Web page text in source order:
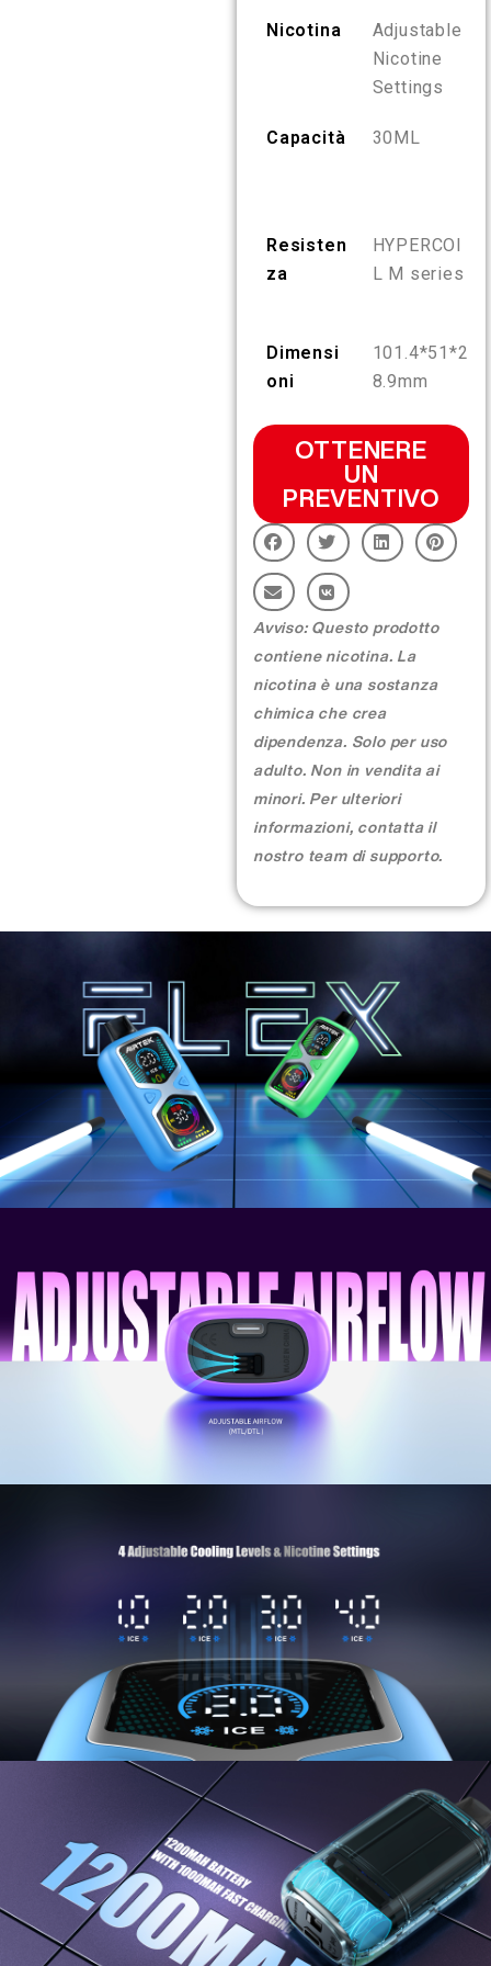
VERIFICA DEL PRODOTTO
Nicotina
Adjustable
Nicotine
Settings
Capacità 30ML
Resisten
za
HYPERCOI
L M series
Dimensi
oni
101.4*51*2
8.9mm
OTTENERE
UN
PREVENTIVO
Avviso: Questo prodotto
contiene nicotina. La
nicotina è una sostanza
chimica che crea
dipendenza. Solo per uso
adulto. Non in vendita ai
minori. Per ulteriori
informazioni, contatta il
nostro team di supporto.